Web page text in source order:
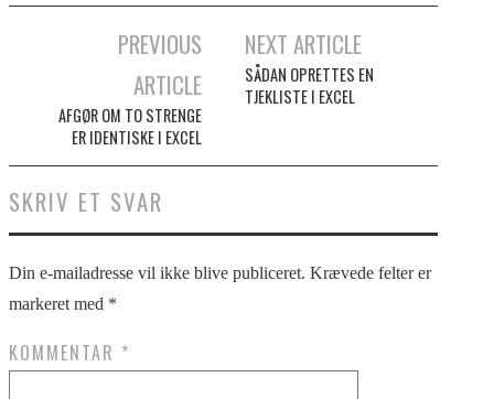
Post navigation
PREVIOUS
ARTICLE
AFGØR OM TO STRENGE
ER IDENTISKE I EXCEL
NEXT ARTICLE
SÅDAN OPRETTES EN
TJEKLISTE I EXCEL
SKRIV ET SVAR
Din e-mailadresse vil ikke blive publiceret. Krævede felter er
markeret med *
KOMMENTAR *